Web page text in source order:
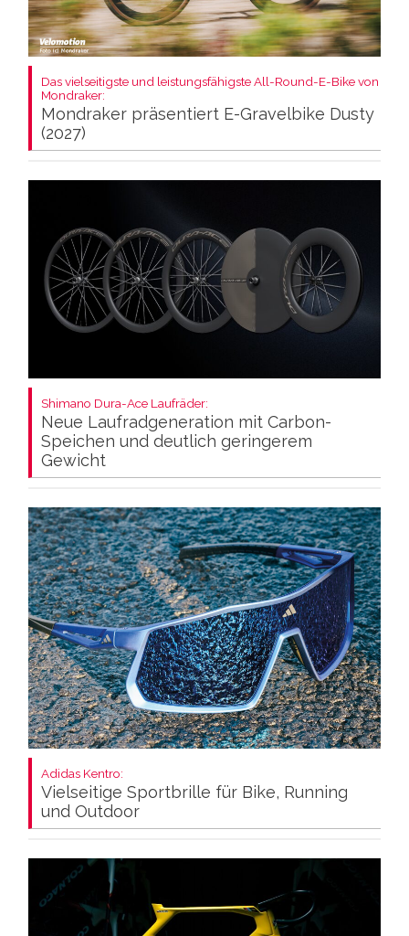
Das vielseitigste und leistungsfähigste All-Round-E-Bike von
Mondraker:
Mondraker präsentiert E-Gravelbike Dusty
(2027)
Shimano Dura-Ace Laufräder:
Neue Laufradgeneration mit Carbon-
Speichen und deutlich geringerem
Gewicht
Adidas Kentro:
Vielseitige Sportbrille für Bike, Running
und Outdoor